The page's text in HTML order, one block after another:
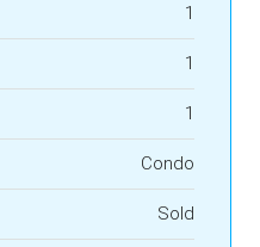
1
1
1
Condo
Sold